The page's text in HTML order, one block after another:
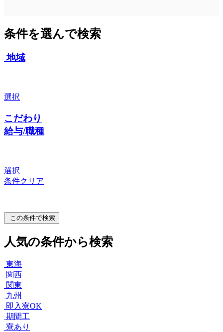
条件を選んで検索
地域
選択
こだわり
給与/職種
選択
条件クリア
この条件で検索
人気の条件から検索
東海
関西
関東
九州
即入寮OK
期間工
寮あり